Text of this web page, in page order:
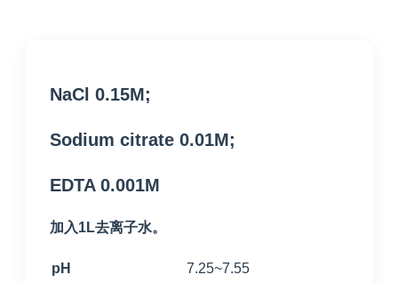
NaCl 0.15M;
Sodium citrate 0.01M;
EDTA 0.001M
加入1L去离子水。
pH 7.25~7.55